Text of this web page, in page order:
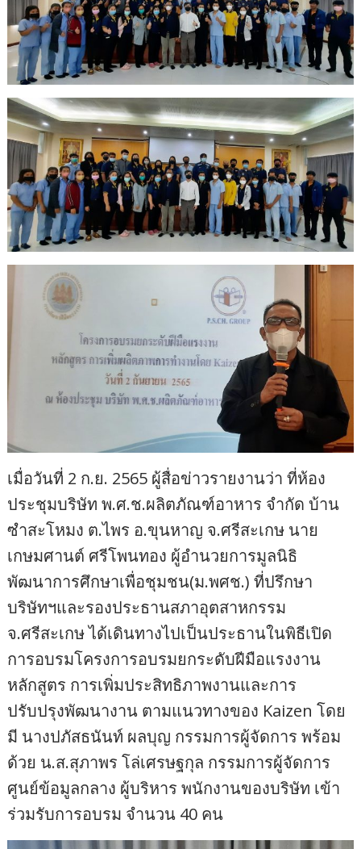
เมื่อวันที่ 2 ก.ย. 2565 ผู้สื่อข่าวรายงานว่า ที่ห้อง
ประชุมบริษัท พ.ศ.ช.ผลิตภัณฑ์อาหาร จำกัด บ้าน
ซำสะโหมง ต.ไพร อ.ขุนหาญ จ.ศรีสะเกษ นาย
เกษมศานต์ ศรีโพนทอง ผู้อำนวยการมูลนิธิ
พัฒนาการศึกษาเพื่อชุมชน(ม.พศช.) ที่ปรึกษา
บริษัทฯและรองประธานสภาอุตสาหกรรม
จ.ศรีสะเกษ ได้เดินทางไปเป็นประธานในพิธีเปิด
การอบรมโครงการอบรมยกระดับฝีมือแรงงาน
หลักสูตร การเพิ่มประสิทธิภาพงานและการ
ปรับปรุงพัฒนางาน ตามแนวทางของ Kaizen โดย
มี นางปภัสธนันท์ ผลบุญ กรรมการผู้จัดการ พร้อม
ด้วย น.ส.สุภาพร โล่เศรษฐกุล กรรมการผู้จัดการ
ศูนย์ข้อมูลกลาง ผู้บริหาร พนักงานของบริษัท เข้า
ร่วมรับการอบรม จำนวน 40 คน